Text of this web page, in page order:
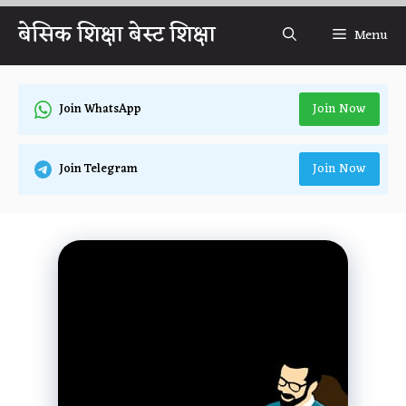
Skipबेसिक शिक्षा बेस्ट शिक्षा Menu
Join WhatsApp Join Now
Join Telegram Join Now